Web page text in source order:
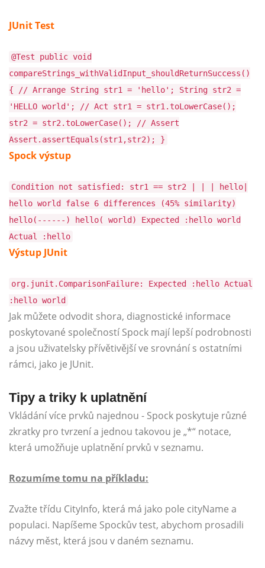
JUnit Test
@Test public void
compareStrings_withValidInput_shouldReturnSuccess()
{ // Arrange String str1 = 'hello'; String str2 =
'HELLO world'; // Act str1 = str1.toLowerCase();
str2 = str2.toLowerCase(); // Assert
Assert.assertEquals(str1,str2); }
Spock výstup
Condition not satisfied: str1 == str2 | | | hello|
hello world false 6 differences (45% similarity)
hello(------) hello( world) Expected :hello world
Actual :hello
Výstup JUnit
org.junit.ComparisonFailure: Expected :hello Actual
:hello world
Jak můžete odvodit shora, diagnostické informace
poskytované společností Spock mají lepší podrobnosti
a jsou uživatelsky přívětivější ve srovnání s ostatními
rámci, jako je JUnit.
Tipy a triky k uplatnění
Vkládání více prvků najednou - Spock poskytuje různé
zkratky pro tvrzení a jednou takovou je „*“ notace,
která umožňuje uplatnění prvků v seznamu.
Rozumíme tomu na příkladu:
Zvažte třídu CityInfo, která má jako pole cityName a
populaci. Napíšeme Spockův test, abychom prosadili
názvy měst, která jsou v daném seznamu.